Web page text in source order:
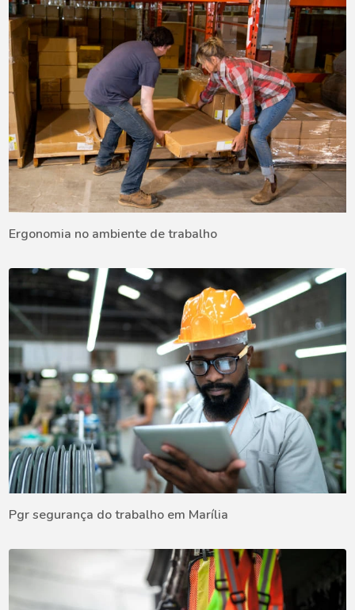
Ergonomia no ambiente de trabalho
Pgr segurança do trabalho em Marília